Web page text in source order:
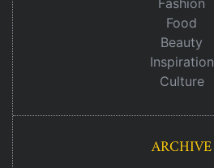
Food
Beauty
Inspiration
Culture
ARCHIVE